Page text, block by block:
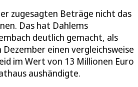
zugesagten Beträge nicht das
Das hat Dahlems
deutlich gemacht, als
Dezember einen vergleichsweise
im Wert von 13 Millionen Euro
aushändigte.